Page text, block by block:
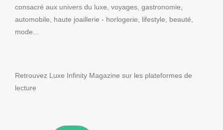
consacré aux univers du luxe, voyages, gastronomie,
automobile, haute joaillerie - horlogerie, lifestyle, beauté,
mode...
Retrouvez Luxe Infinity Magazine sur les plateformes de
lecture